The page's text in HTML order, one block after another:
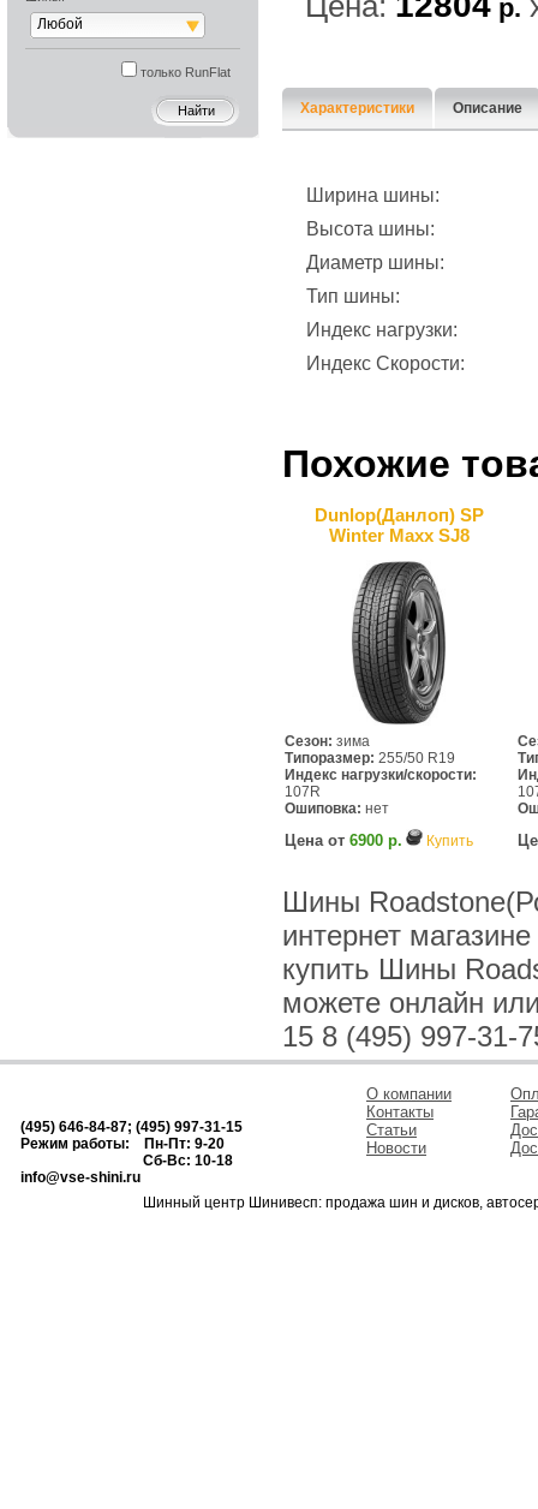
Любой
только RunFlat
р.
Характеристики Описание
Ширина шины:
Высота шины:
Диаметр шины:
Тип шины:
Индекс нагрузки:
Индекс Скорости:
Похожие
Dunlop(Данлоп) SP
Winter Maxx SJ8
Сезон: зима
Типоразмер: 255/50 R19
Индекс нагрузки/скорости:
107R
Ошиповка: нет
Цена от 6900 р. Купить
Шины
интернет
купить Шины
можете онлайн
15 8 (495) 997-31-
(495) 646-84-87; (495) 997-31-15
Режим работы: Пн-Пт: 9-20
Сб-Вс: 10-18
info@vse-shini.ru
О компании
Контакты
Статьи
Новости
Шинный центр Шинивесп: продажа шин и дисков,